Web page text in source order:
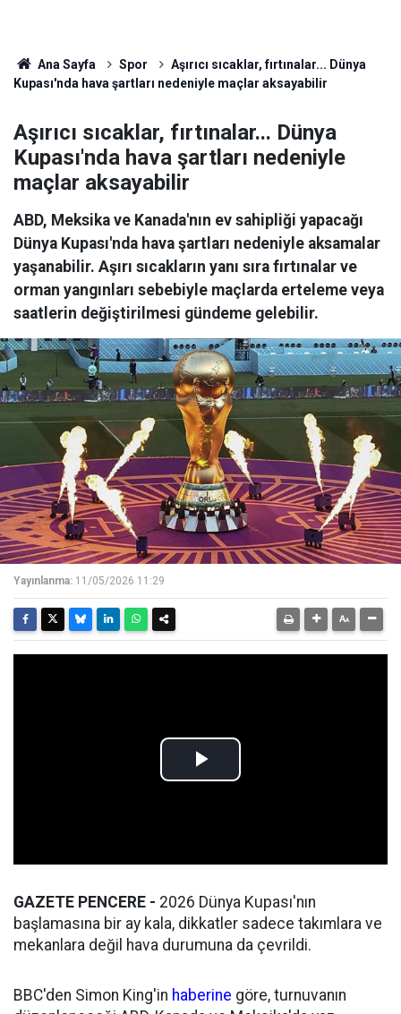
Ana Sayfa Spor
Aşırıcı sıcaklar, fırtınalar... Dünya
Kupası'nda hava şartları nedeniyle maçlar aksayabilir
Aşırıcı sıcaklar, fırtınalar... Dünya
Kupası'nda hava şartları nedeniyle
maçlar aksayabilir
ABD, Meksika ve Kanada'nın ev sahipliği yapacağı
Dünya Kupası'nda hava şartları nedeniyle aksamalar
yaşanabilir. Aşırı sıcakların yanı sıra fırtınalar ve
orman yangınları sebebiyle maçlarda erteleme veya
saatlerin değiştirilmesi gündeme gelebilir.
Yayınlanma: 11/05/2026 11:29
GAZETE PENCERE - 2026 Dünya Kupası'nın
başlamasına bir ay kala, dikkatler sadece takımlara ve
mekanlara değil hava durumuna da çevrildi.
BBC'den Simon King'in haberine göre, turnuvanın